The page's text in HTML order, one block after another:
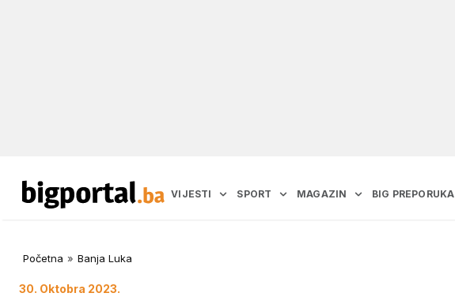
VIJESTI SPORT MAGAZIN BIG PREPORUKA
Početna » Banja Luka
30. Oktobra 2023.